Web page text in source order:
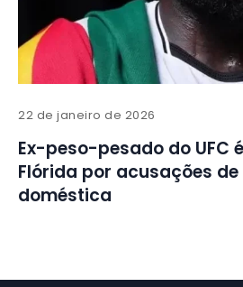
22 de janeiro de 2026
Ex-peso-pesado do UFC
Flórida por acusações
doméstica